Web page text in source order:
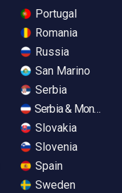
Portugal
Romania
Russia
San Marino
Serbia
Serbia &
Slovakia
Slovenia
Spain
Sweden